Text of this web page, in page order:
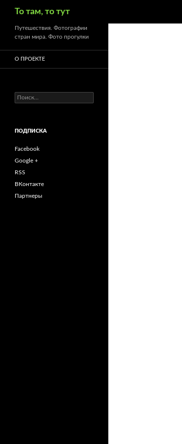
То там, то тут
Путешествия. Фотографии
стран мира. Фото прогулки
О ПРОЕКТЕ
Найти:
ПОДПИСКА
Facebook
Google +
RSS
ВКонтакте
Партнеры